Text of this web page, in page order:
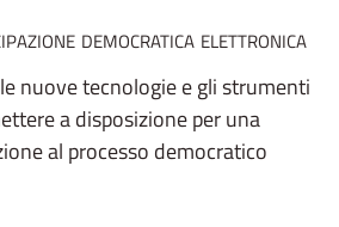
democratica elettronica
nuove tecnologie e gli strumenti
a disposizione per una
al processo democratico